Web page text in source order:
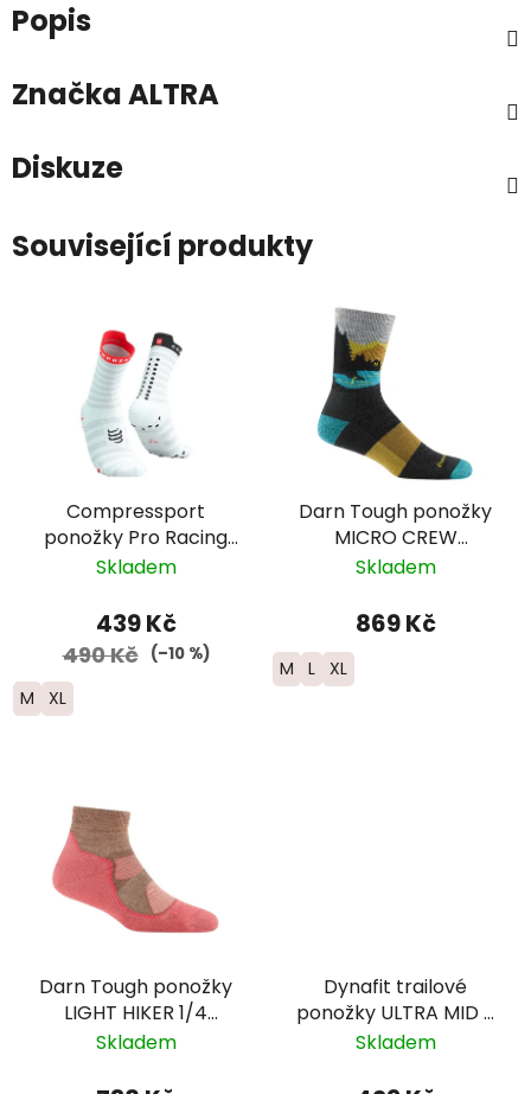
Popis
ZnačkaALTRA
Diskuze
Související produkty
Compressport
ponožky Pro Racing
Run Ultralight -
červená
Skladem
439 Kč
490 Kč (–10 %)
M XL
Darn Tough ponožky
MICRO CREW
Midweight merino -
šedá/okrová
Skladem
869 Kč
M L XL
Darn Tough ponožky
LIGHT HIKER 1/4
Lightweight Merino -
Skladem
Dynafit trailové
ponožky ULTRA MID -
žlutá
Skladem